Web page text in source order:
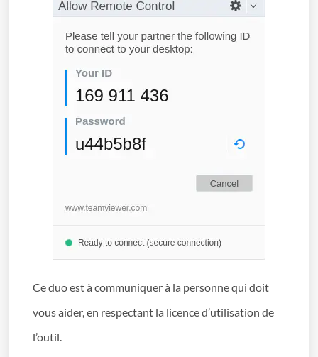
Ce duo est à communiquer à la personne qui doit
vous aider, en respectant la licence d’utilisation de
l’outil.